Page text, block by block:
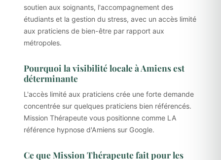
soutien aux soignants, l'accompagnement des
étudiants et la gestion du stress, avec un accès limité
aux praticiens de bien-être par rapport aux
métropoles.
Pourquoi la visibilité locale à Amiens est
déterminante
L'accès limité aux praticiens crée une forte demande
concentrée sur quelques praticiens bien référencés.
Mission Thérapeute vous positionne comme LA
référence hypnose d'Amiens sur Google.
Ce que Mission Thérapeute fait pour les